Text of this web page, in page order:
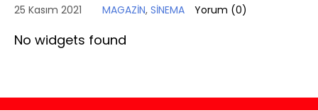
25 Kasım 2021 MAGAZİN, SİNEMA Yorum (0)
No widgets found